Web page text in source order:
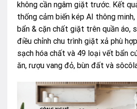
không cần ngâm giặt trước. Kết
thống cảm biến kép AI thông
bẩn & cặn chất giặt trên quần áo,
điều chỉnh chu trình giặt xả phù
sạch hóa chất và 49 loại vết bẩn
ăn, rượu vang đỏ, bùn đất và